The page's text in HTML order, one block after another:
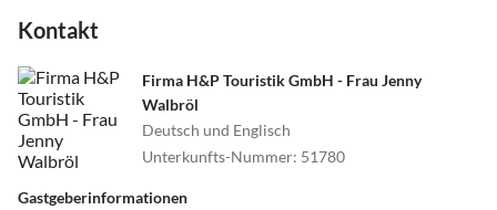
Kontakt
Firma H&P Touristik GmbH - Frau Jenny
Walbröl
Deutsch und Englisch
Unterkunfts-Nummer: 51780
Gastgeberinformationen